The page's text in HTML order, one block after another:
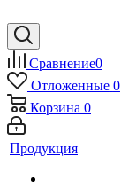
Сравнение0
Отложенные 0
Корзина 0
Продукция